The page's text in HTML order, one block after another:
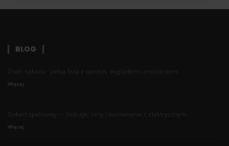
BLOG
Znaki nakazu - pełna lista z opisem, wyglądem i znaczeniem
Więcej
Gokart spalinowy — rodzaje, ceny i porównanie z elektrycznym
Więcej